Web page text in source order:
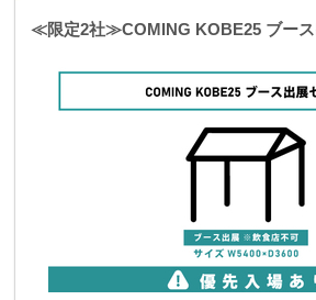
≪限定2社≫COMING KOBE25 ブース